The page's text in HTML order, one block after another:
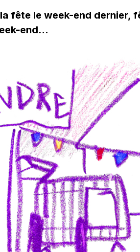
fête le week-end dernier,
end…